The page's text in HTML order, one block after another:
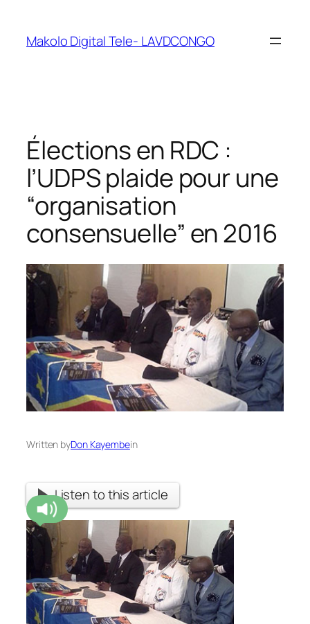
Makolo Digital Tele- LAVDCONGO
Élections en RDC :
l’UDPS plaide pour une
“organisation
consensuelle” en 2016
Written byDon Kayembein
Listen to this article